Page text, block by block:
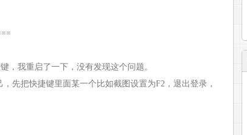
，我重启了一下，没有发现这个问题。
先把快捷键里面某一个比如截图设置为F2，退出登录，